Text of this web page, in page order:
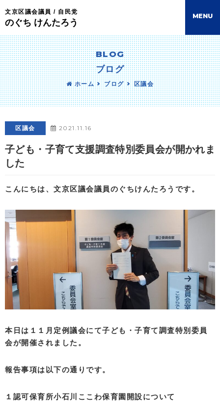
文京区議会議員 / 自民党
のぐち けんたろう
MENU
BLOG
ブログ
ホーム ブログ 区議会
区議会 2021.11.16
子ども・子育て支援調査特別委員会が開かれま
した
こんにちは、文京区議会議員のぐちけんたろうです。
本日は１１月定例議会にて子ども・子育て調査特別委員
会が開催されました。
報告事項は以下の通りです。
１認可保育所小石川ここわ保育園開設について